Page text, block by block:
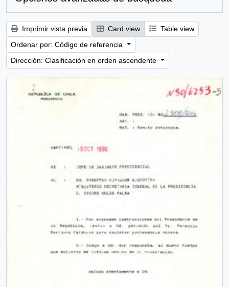
Imprimir vista previa Card view
Table view
Ordenar por: Código de referencia
Dirección: Clasificación en orden ascendente